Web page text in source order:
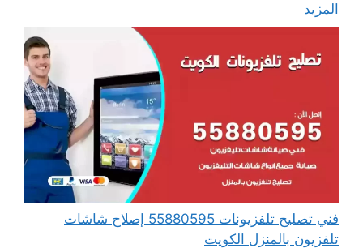
المزيد
فني تصليح تلفزيونات 55880595 إصلاح شاشات
تلفزيون بالمنزل الكويت